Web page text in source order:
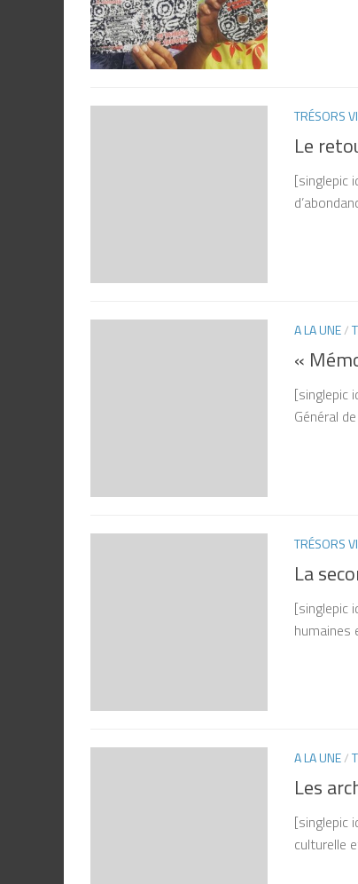
TRÉSORS
Le
[singlepic
A LA UNE/
«
[singlepic
Général
TRÉSORS
La
[singlepic
humaines
A LA UNE/
Les
[singlepic
culturelle